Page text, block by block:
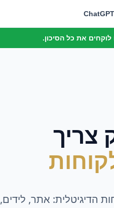
את כל הסיכון.
צריך
הדיגיטלית: אתר, לידים,